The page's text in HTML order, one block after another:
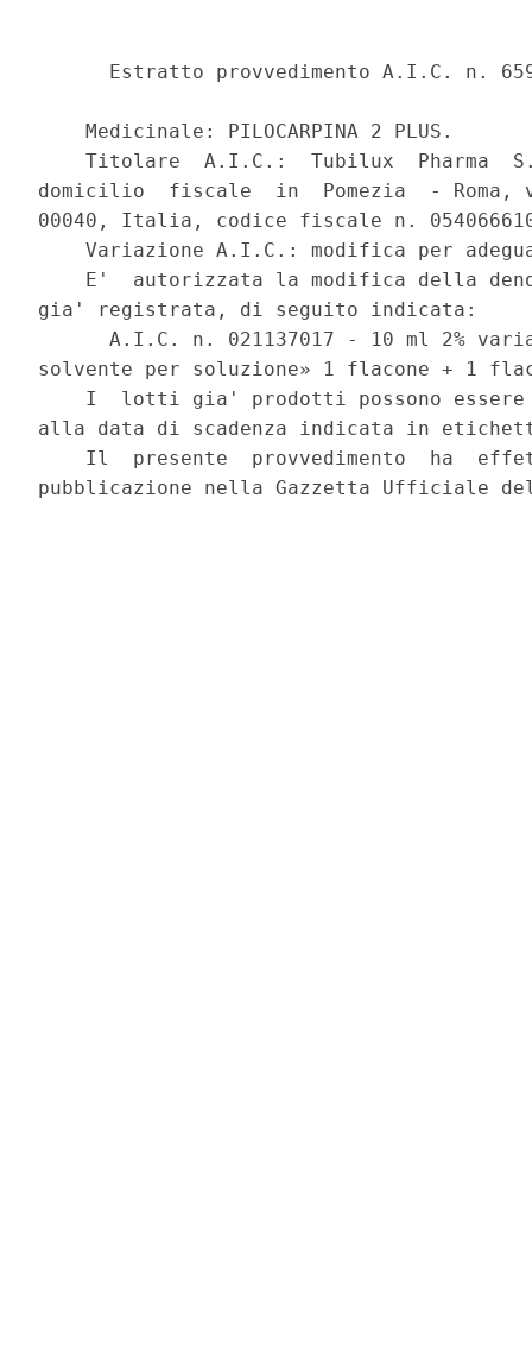
Estratto provvedimento A.I.C. n.
    Medicinale: PILOCARPINA 2 PLUS.
Titolare  A.I.C.:  Tubilux  Pharma
domicilio  fiscale  in  Pomezia  - Roma,
00040, Italia, codice fiscale n.
Variazione A.I.C.: modifica per
E'  autorizzata la modifica della
gia' registrata, di seguito indicata:
A.I.C. n. 021137017 - 10 ml 2%
solvente per soluzione» 1 flacone + 1
I  lotti gia' prodotti possono
alla data di scadenza indicata in
Il  presente  provvedimento  ha